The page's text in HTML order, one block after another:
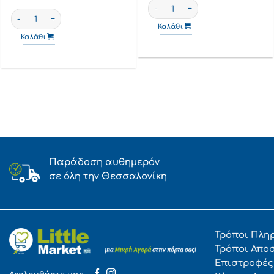
Vita Face Προστατευτικές Μάσκες Προσώπου Τριών Στρωμάτων
Καλάθι
Ruffles Πατατάκια Με Αλάτι
Καλάθι
Παράδοση αυθημερόν
σε όλη την Θεσσαλονίκη
Τρόποι
Τρόποι
Επιστροφές